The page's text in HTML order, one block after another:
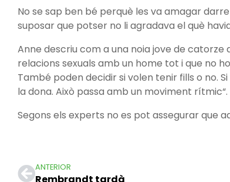
No se sap ben bé perquè les va amagar
suposar que potser no li agradava el què
Anne descriu com a una noia jove de catorze
relacions sexuals amb un home tot i que no
També poden decidir si volen tenir fills o no.
la dona. Això passa amb un moviment rítmic“.
Segons els experts no es pot assegurar que
ANTERIOR